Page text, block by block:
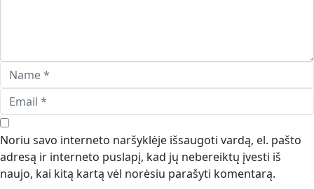
Noriu savo interneto naršyklėje išsaugoti vardą, el. pašto
adresą ir interneto puslapį, kad jų nebereiktų įvesti iš
naujo, kai kitą kartą vėl norėsiu parašyti komentarą.